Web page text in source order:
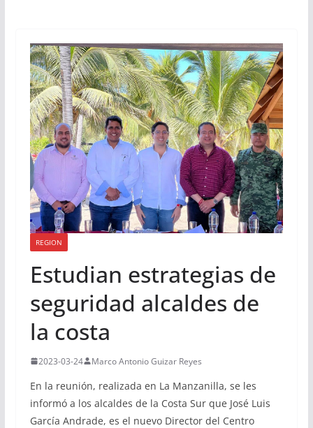
REGION
Estudian estrategias de
seguridad alcaldes de
la costa
2023-03-24 Marco Antonio Guizar Reyes
En la reunión, realizada en La Manzanilla, se les
informó a los alcaldes de la Costa Sur que José Luis
García Andrade, es el nuevo Director del Centro